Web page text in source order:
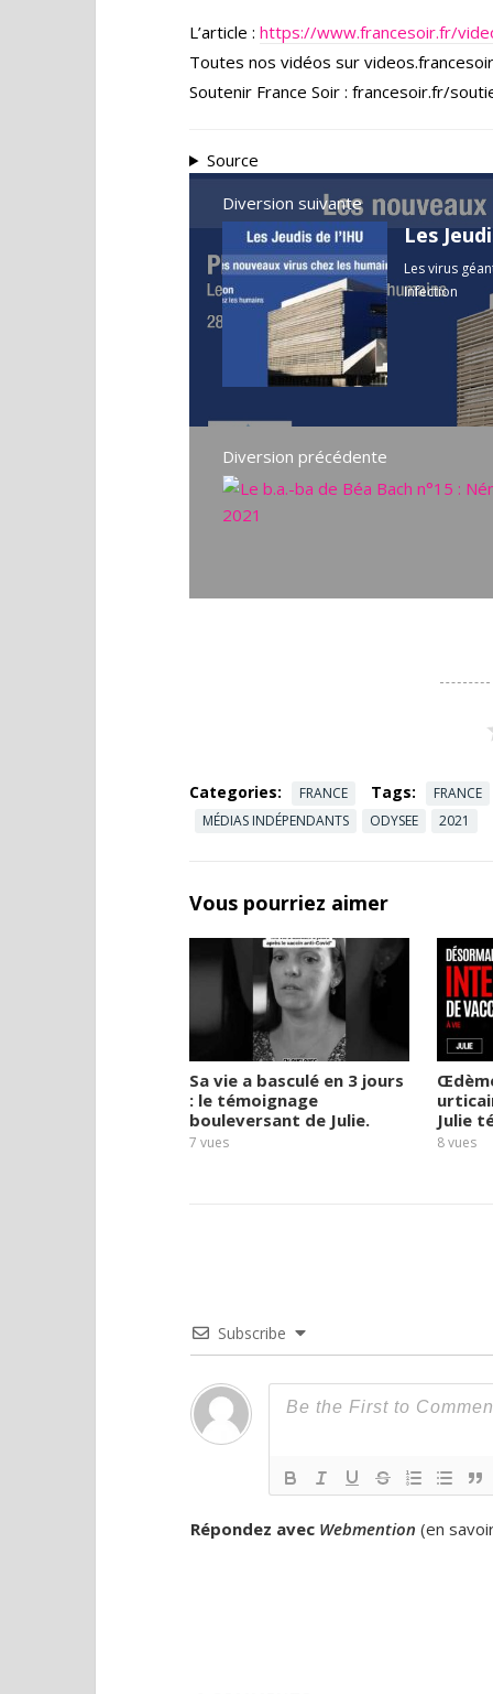
L’article : https://www.francesoir.fr/
Toutes nos vidéos sur
Soutenir France Soir : francesoir.fr/
Source
Diversion suivante
Les virus
Infection
Diversion précédente
Categories: FRANCE Tags: FRANCE
MÉDIAS INDÉPENDANTS
ODYSEE 2021
Vous pourriez aimer
Sa vie a basculé en 3 jours
: le témoignage
bouleversant de Julie.
7 vues
Julie
8vues
Subscribe
Répondez avec Webmention (en